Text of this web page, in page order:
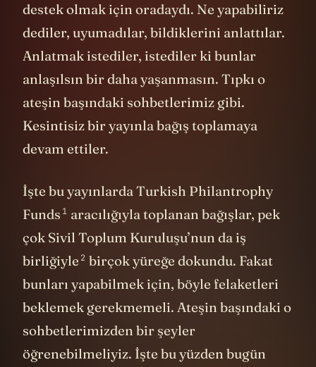
destek olmak için oradaydı. Ne yapabiliriz
dediler, uyumadılar, bildiklerini anlattılar.
Anlatmak istediler, istediler ki bunlar
anlaşılsın bir daha yaşanmasın. Tıpkı o
ateşin başındaki sohbetlerimiz gibi.
Kesintisiz bir yayınla bağış toplamaya
devam ettiler.
İşte bu yayınlardaTurkish Philantrophy
Funds 1 aracılığıyla toplanan bağışlar, pek
çok Sivil Toplum Kuruluşu’nun da iş
birliğiyle 2 birçok yüreğe dokundu. Fakat
bunları yapabilmek için, böyle felaketleri
beklemek gerekmemeli. Ateşin başındaki o
sohbetlerimizden bir şeyler
öğrenebilmeliyiz. İşte bu yüzden bugün